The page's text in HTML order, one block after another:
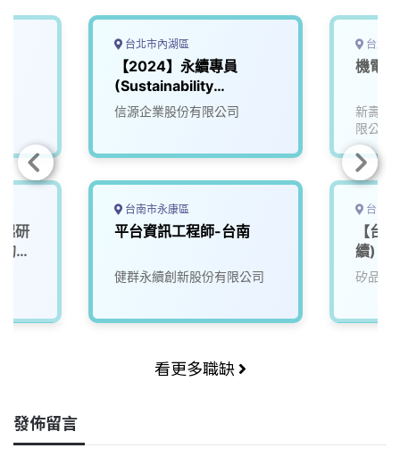
研
未
台北市內湖區
【2024】永續專員
(Sustainability
Coordinator)
信源企業股份有限公司
台南市永康區
平台資訊工程師-台南
健群永續創新股份有限公司
台北
機電
新壽公
限公司
台中
【台
續)
矽品精
看更多職缺
發佈留言